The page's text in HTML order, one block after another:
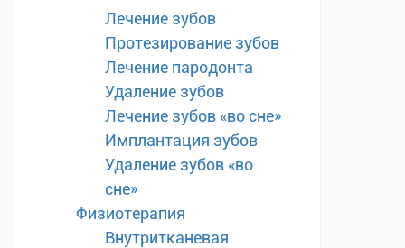
Лечение зубов
Протезирование зубов
Лечение пародонта
Удаление зубов
Лечение зубов «во сне»
Имплантация зубов
Удаление зубов «во
сне»
Физиотерапия
Внутритканевая